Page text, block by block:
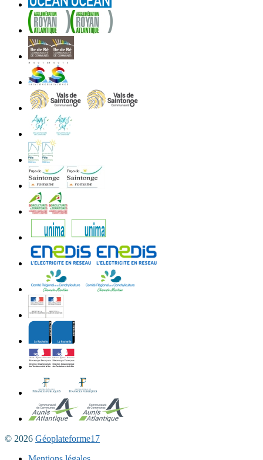
© 2026 Géoplateforme17